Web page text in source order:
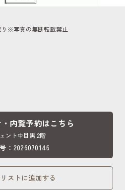
※写真の無断転載禁止
内覧予約はこちら
ント中目黒 2階
：2026070146
ストに追加する